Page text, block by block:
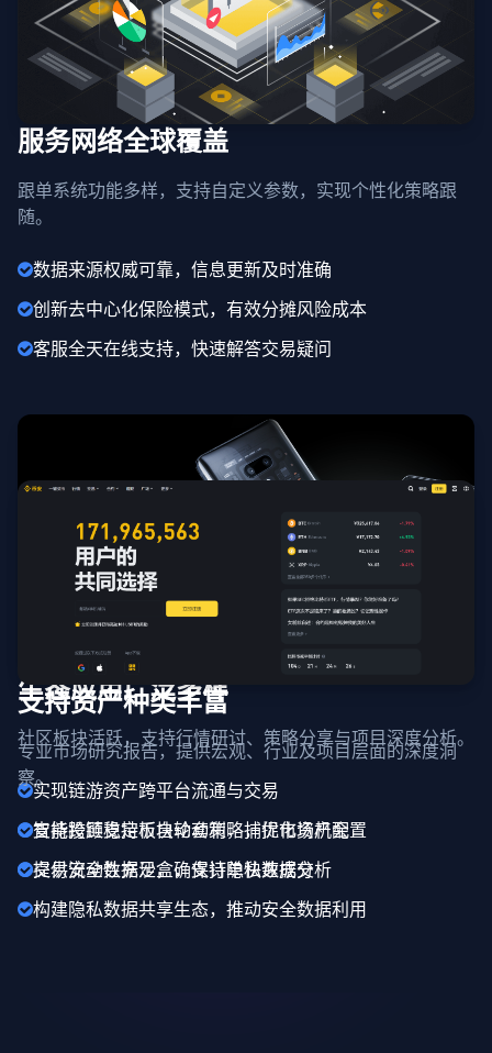
服务网络全球覆盖
跟单系统功能多样，支持自定义参数，实现个性化策略跟
随。
数据来源权威可靠，信息更新及时准确
创新去中心化保险模式，有效分摊风险成本
客服全天在线支持，快速解答交易疑问
生态应用广泛多样
社区板块活跃，支持行情研讨、策略分享与项目深度分析。
实现链游资产跨平台流通与交易
支持跨链稳定币自动套利，捕捉市场机会
提供安全数据沙盒，支持隐私数据分析
支持资产种类丰富
专业市场研究报告，提供宏观、行业及项目层面的深度洞
察。
智能投顾支持板块轮动策略，优化资产配置
交易流动性充足，确保订单快速成交
构建隐私数据共享生态，推动安全数据利用